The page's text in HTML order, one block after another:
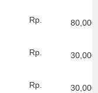
Rp. 80,000
Rp. 30,000
Rp. 30,000